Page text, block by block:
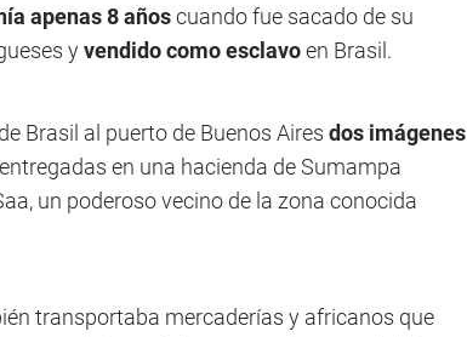
apenas 8 añoscuando fue sacado de su
yvendido como esclavoen Brasil.
Brasil al puerto de Buenos Aires dos imágenes
en una hacienda de Sumampa
un poderoso vecino de la zona conocida
transportaba mercaderías y africanos que